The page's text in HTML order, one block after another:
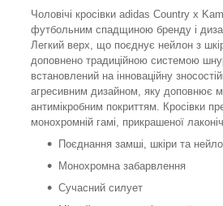
Чоловічі кросівки adidas Country x
футбольним спадщиною бренду і
Легкий верх, що поєднує нейлон з
доповнено традиційною системою
встановлений на інноваційну
агресивним дизайном, яку доповнює
антимікробним покриттям. Кросівки
монохромній гамі, прикрашеної
Поєднання замші, шкіри та
Монохромна забарвлення
Сучасний силует